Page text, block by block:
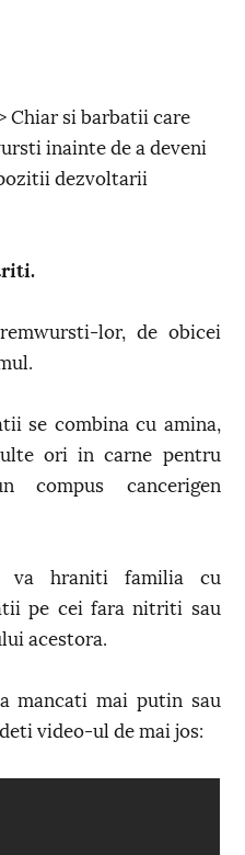
Chiar si barbatii care
inainte de a deveni
dezvoltarii
lor, de obicei
se combina cu amina,
ori in carne pentru
compus cancerigen
va hraniti familia cu
pe cei fara nitriti sau
acestora.
mancati mai putin sau
video-ul de mai jos: